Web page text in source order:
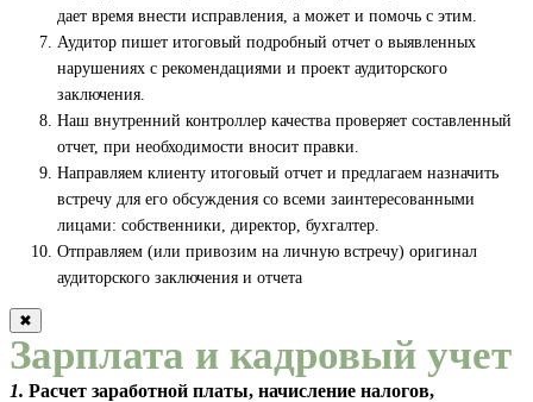
дает время внести исправления, а может и помочь с этим.
Аудитор пишет итоговый подробный отчет о выявленных
нарушениях с рекомендациями и проект аудиторского
заключения.
Наш внутренний контроллер качества проверяет составленный
отчет, при необходимости вносит правки.
Направляем клиенту итоговый отчет и предлагаем назначить
встречу для его обсуждения со всеми заинтересованными
лицами: собственники, директор, бухгалтер.
Отправляем (или привозим на личную встречу) оригинал
аудиторского заключения и отчета
✖
Зарплата и кадровый учет
1. Расчет заработной платы, начисление налогов,